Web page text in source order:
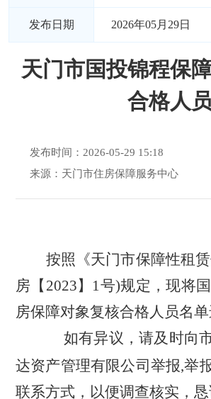
发布日期 2026年05月29日
天门市国投锦程保
合格人
发布时间：2026-05-29 15:18
来源：天门市住房保障服务中心
按照《天门市保障性租
房【2023】1号)规定，现将
房保障对象复核合格人员名单
如有异议，请及时向
达资产管理有限公司 举报,举
联系方式，以便调查核实 ，